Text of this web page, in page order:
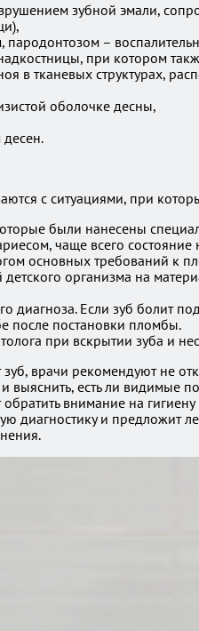
зубной эмали,
пародонтозом –
при котором
в тканевых структурах,
оболочке десны,
с ситуациями, при
были нанесены
чаще всего состояние
основных требований к
организма на
диагноза. Если зуб болит
после постановки пломбы.
при вскрытии зуба и
врачи рекомендуют не
выяснить, есть ли видимые
обратить внимание на
диагностику и предложит